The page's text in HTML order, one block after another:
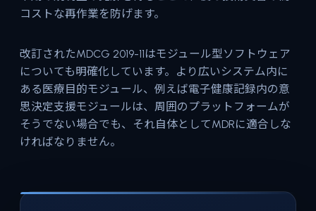
コストな再作業を防げます。
改訂されたMDCG 2019-11はモジュール型ソフトウェア
についても明確化しています。より広いシステム内に
ある医療目的モジュール、例えば電子健康記録内の意
思決定支援モジュールは、周囲のプラットフォームが
そうでない場合でも、それ自体としてMDRに適合しな
ければなりません。